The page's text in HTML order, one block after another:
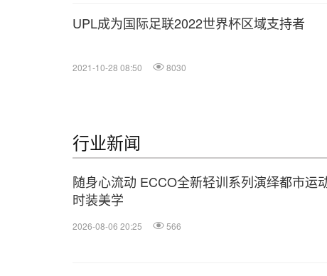
UPL成为国际足联2022世界杯区域支持者
2021-10-28 08:50 8030
行业新闻
随身心流动 ECCO全新轻训系列演绎都市运
时装美学
2026-08-06 20:25 566